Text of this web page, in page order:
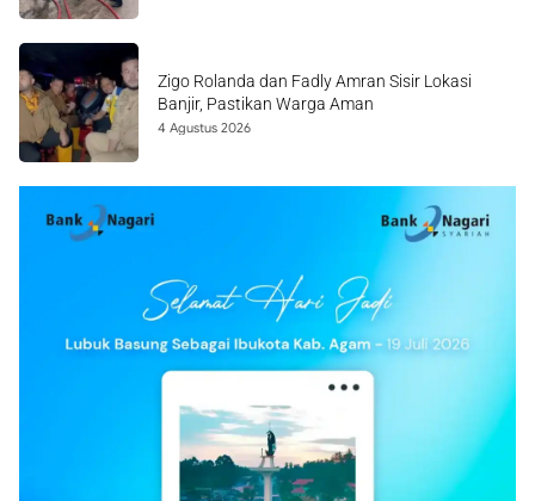
Zigo Rolanda dan Fadly Amran Sisir Lokasi
Banjir, Pastikan Warga Aman
4 Agustus 2026